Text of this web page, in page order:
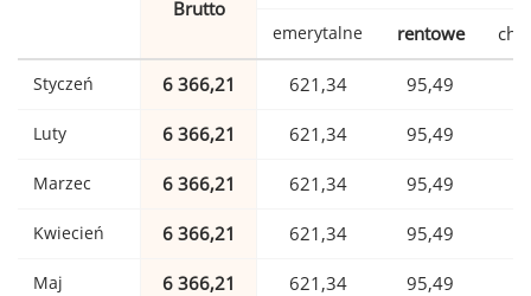
Brutto
emerytalne rentowe
Styczeń 6 366,21 621,34 95,49
Luty 6 366,21 621,34 95,49
Marzec 6 366,21 621,34 95,49
Kwiecień 6 366,21 621,34 95,49
Maj 6 366,21 621,34 95,49